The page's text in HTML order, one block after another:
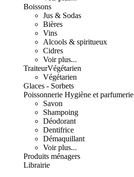
Boissons
Jus & Sodas
Bières
Vins
Alcools & spiritueux
Cidres
Voir plus...
TraiteurVégétarien
Végétarien
Glaces - Sorbets
Poissonnerie Hygiène et parfumerie
Savon
Shampoing
Déodorant
Dentifrice
Démaquillant
Voir plus...
Produits ménagers
Librairie